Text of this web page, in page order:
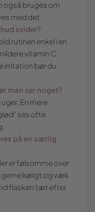
også bruges om
med det.
svider?
rutinen enkel i en
vitamin C
irritation bør du
man ser noget?
En mere
ses ofte
på en særlig
er følsomme over
køligt og væk
flasken tæt efter